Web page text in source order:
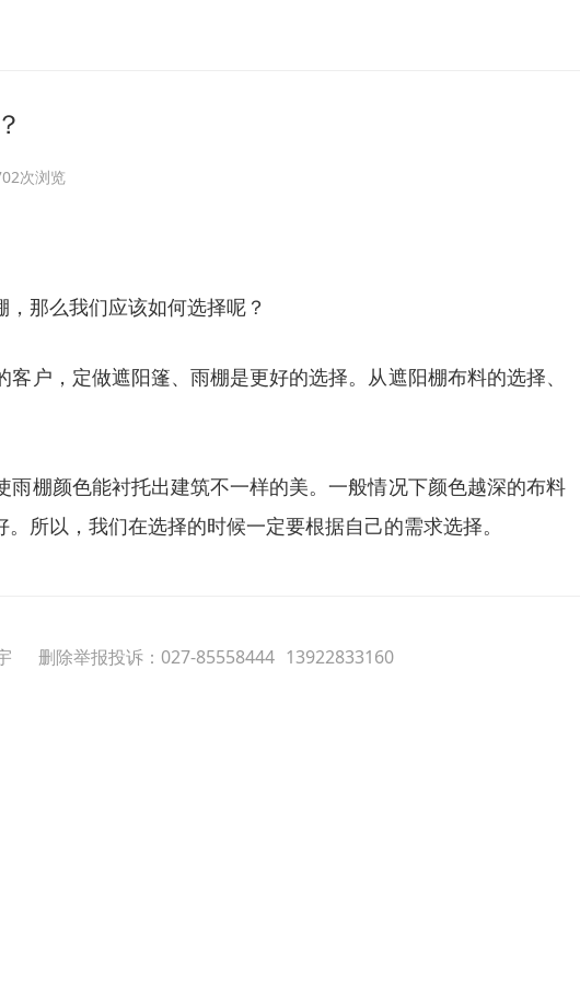
次浏览
那么我们应该如何选择呢？
户，定做遮阳篷、雨棚是更好的选择。从遮阳棚布料的选择、
棚颜色能衬托出建筑不一样的美。一般情况下颜色越深的布料
所以，我们在选择的时候一定要根据自己的需求选择。
删除举报投诉：027-85558444 13922833160